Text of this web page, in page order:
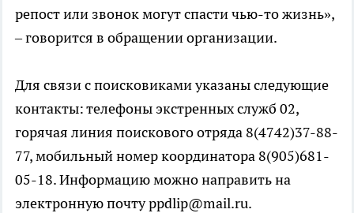
репост или звонок могут спасти чью-то жизнь»,
– говорится в обращении организации.
Для связи с поисковиками указаны следующие
контакты: телефоны экстренных служб 02,
горячая линия поискового отряда 8(4742)37-88-
77, мобильный номер координатора 8(905)681-
05-18. Информацию можно направить на
электронную почту ppdlip@mail.ru.